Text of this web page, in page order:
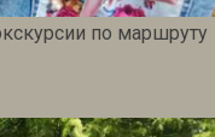
по маршруту